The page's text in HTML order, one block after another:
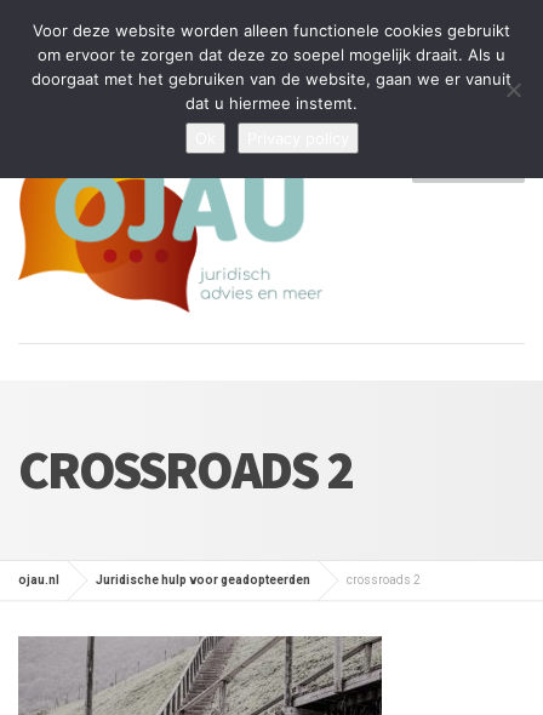
Tijdelijke stop: wegens drukte kan ik beperkt nieuwe zaken aannemen
en vragen beantwoorden
Algemene Voorwaarden
Disclaimer Privacybeleid
CROSSROADS 2
ojau.nl Juridische hulp voor geadopteerden crossroads 2
Voor deze website worden alleen functionele cookies gebruikt
om ervoor te zorgen dat deze zo soepel mogelijk draait. Als u
doorgaat met het gebruiken van de website, gaan we er vanuit
dat u hiermee instemt.